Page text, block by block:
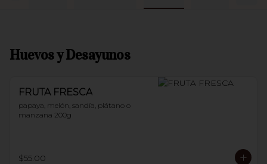
Huevos y Desayunos
FRUTA FRESCA
papaya, melón, sandía, plátano o
manzana 200g
$55.00